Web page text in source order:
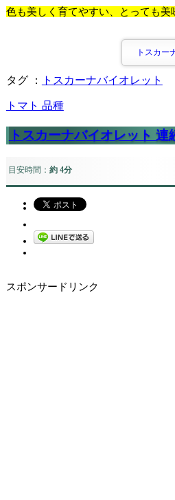
色も美しく育てやすい、とっても美
トスカー
タグ ： トスカーナバイオレット
トマト 品種
トスカーナバイオレット 連
目安時間： 約 4分
スポンサードリンク